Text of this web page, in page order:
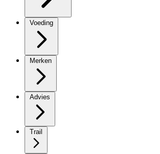
Voeding
Merken
Advies
Trail